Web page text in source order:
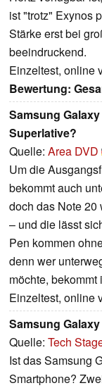
ist "trotz" Exynos
Stärke erst bei
beeindruckend.
Einzeltest, online
Bewertung:
Samsung
Superlative?
Quelle: Area DVD
Um die
bekommt auch
doch das Note
– und die lässt
Pen kommen
denn wer
möchte,
Einzeltest, online
Samsung
Quelle: Tech
Ist das Samsung
Smartphone?